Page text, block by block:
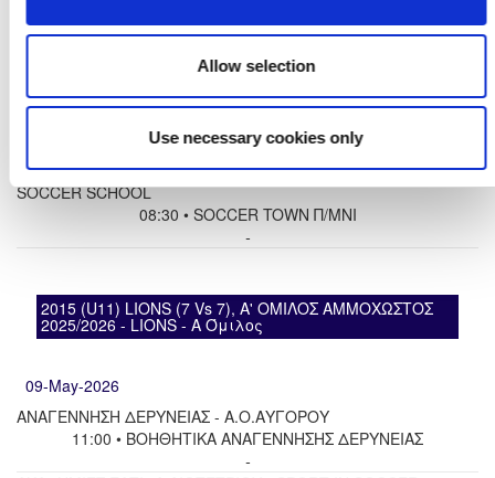
Allow selection
Use necessary cookies only
11:00 • SOCCER TOWN Π/ΜΝΙ
-
ΒΡΥΣΟΥΛΛΩΝ ΑΧΕΡΙΤΟΥ
-
ΕΝΩΣΗ ΝΕΩΝ ΑΧΥΡΩΝΑΣ ΛΙΟΠΕΤΡΙΟΥ - POSEIDONION
SOCCER SCHOOL
08:30 • SOCCER TOWN Π/ΜΝΙ
-
2015 (U11) LIONS (7 Vs 7), Α' ΟΜΙΛΟΣ ΑΜΜΟΧΩΣΤΟΣ
2025/2026 - LIONS - A Όμιλος
09-May-2026
ΑΝΑΓΕΝΝΗΣΗ ΔΕΡΥΝΕΙΑΣ - Α.Ο.ΑΥΓΟΡΟΥ
11:00 • ΒΟΗΘΗΤΙΚΑ ΑΝΑΓΕΝΝΗΣΗΣ ΔΕΡΥΝΕΙΑΣ
-